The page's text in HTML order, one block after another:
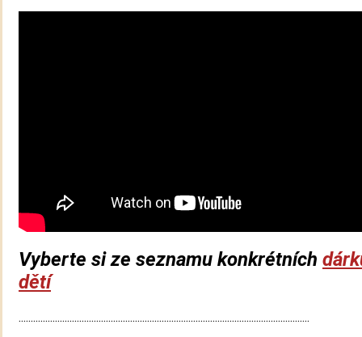
Vyberte si ze seznamu konkrétních
dětí
........................................................................................................................